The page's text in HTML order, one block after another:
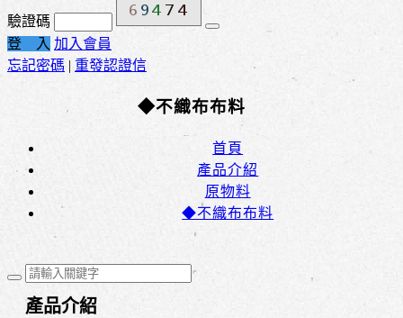
驗證碼
登 入 加入會員
忘記密碼 | 重發認證信
◆不織布布料
首頁
產品介紹
原物料
◆不織布布料
產品介紹